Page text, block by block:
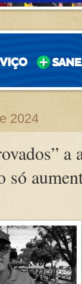
2024
a